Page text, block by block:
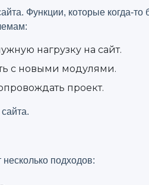
Функции, которые когда-то
нагрузку на сайт.
с новыми модулями.
проект.
подходов: